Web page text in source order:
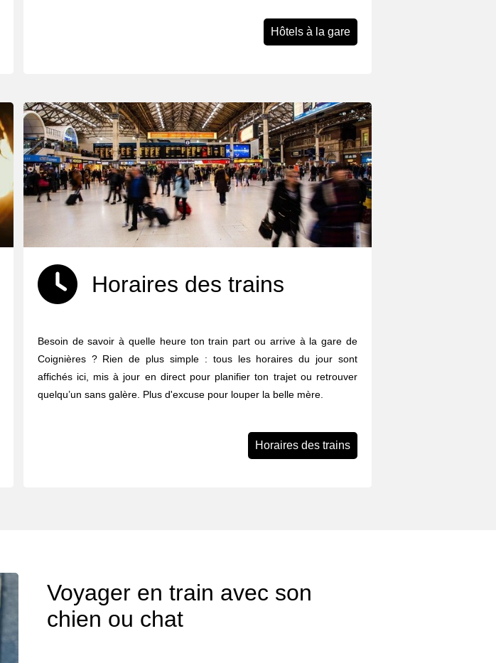
Hôtels à la gare
Horaires des trains
Besoin de savoir à quelle heure ton train part ou arrive à la gare de
Coignières ? Rien de plus simple : tous les horaires du jour sont
affichés ici, mis à jour en direct pour planifier ton trajet ou retrouver
quelqu’un sans galère. Plus d'excuse pour louper la belle mère.
Horaires des trains
Voyager en train avec son
chien ou chat